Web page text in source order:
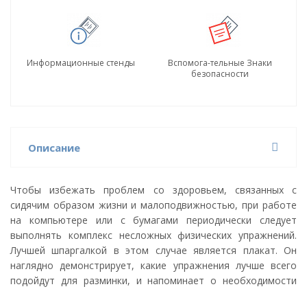
Информационные стенды
Вспомога-тельные Знаки
безопасности
Описание
Чтобы избежать проблем со здоровьем, связанных с
сидячим образом жизни и малоподвижностью, при работе
на компьютере или с бумагами периодически следует
выполнять комплекс несложных физических упражнений.
Лучшей шпаргалкой в этом случае является плакат. Он
наглядно демонстрирует, какие упражнения лучше всего
подойдут для разминки, и напоминает о необходимости